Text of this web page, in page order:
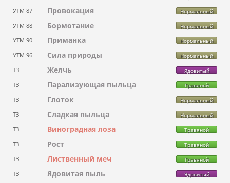
УТМ 87 Провокация Нормальный
УТМ 88 Бормотание Нормальный
УТМ 90 Приманка Нормальный
УТМ 96 Сила природы Нормальный
ТЗ Желчь Ядовитый
ТЗ Парализующая пыльца Травяной
ТЗ Глоток Нормальный
ТЗ Сладкая пыльца Нормальный
ТЗ Виноградная лоза Травяной
ТЗ Рост Травяной
ТЗ Лиственный меч Травяной
ТЗ Ядовитая пыль Ядовитый